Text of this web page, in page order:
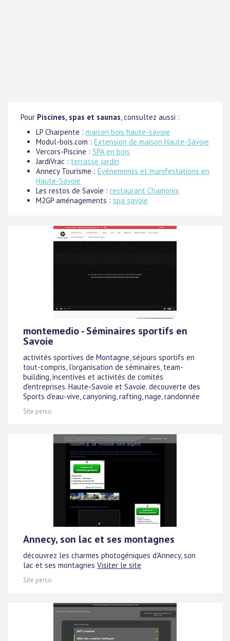
Pour Piscines, spas et saunas , consultez aussi :
LP Charpente : maison bois haute-savoie
Modul-bois.com : Extension de maison Haute-Savoie
Vercors-Piscine : SPA en bois
JardiVrac : terrasse jardin
Annecy Tourisme : Evènements et manifestations en
Haute-Savoie
Les restos de Savoie : restaurant Chamonix
M2GP aménagements : spa savoie
montemedio - Séminaires sportifs en
Savoie
activités sportives de Montagne, séjours sportifs en
tout-compris, l'organisation de séminaires, team-
building, incentives et activités de comités
d'entreprises. Haute-Savoie et Savoie. decouverte des
Sports d'eau-vive, canyoning, rafting, nage, randonnée
Site perso
Annecy, son lac et ses montagnes
découvrez les charmes photogéniques d'Annecy, son
lac et ses montagnes Visiter le site
Site perso